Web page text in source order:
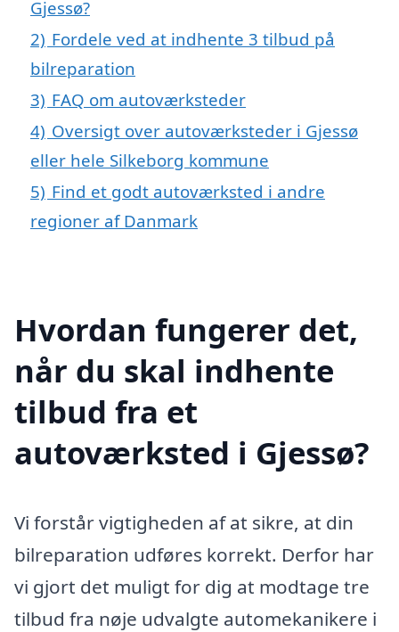
Gjessø?
2) Fordele ved at indhente 3 tilbud på
bilreparation
3) FAQ om autoværksteder
4) Oversigt over autoværksteder i Gjessø
eller hele Silkeborg kommune
5) Find et godt autoværksted i andre
regioner af Danmark
Hvordan fungerer det,
når du skal indhente
tilbud fra et
autoværksted i Gjessø?
Vi forstår vigtigheden af at sikre, at din
bilreparation udføres korrekt. Derfor har
vi gjort det muligt for dig at modtage tre
tilbud fra nøje udvalgte automekanikere i